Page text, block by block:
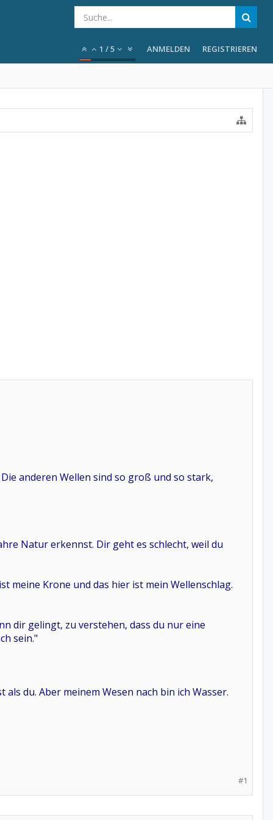
1 /5 ANMELDEN REGISTRIEREN
anderen Wellen sind so groß und so stark,
Natur erkennst. Dir geht es schlecht, weil du
meine Krone und das hier ist mein Wellenschlag.
dir gelingt, zu verstehen, dass du nur eine
sein."
du. Aber meinem Wesen nach bin ich Wasser.
#1